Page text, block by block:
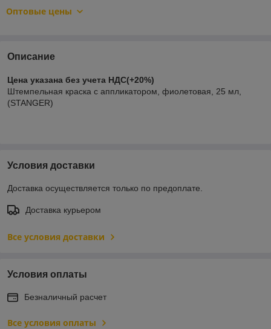
Оптовые цены
Описание
Цена указана без учета НДС(+20%)
Штемпельная краска с аппликатором, фиолетовая, 25 мл,
(STANGER)
Условия доставки
Доставка осуществляется только по предоплате.
Доставка курьером
Все условия доставки
Условия оплаты
Безналичный расчет
Все условия оплаты